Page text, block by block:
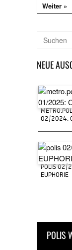
Weiter »
NEUE
02/2024:
POLIS 02/
EUPHORIE
POLIS